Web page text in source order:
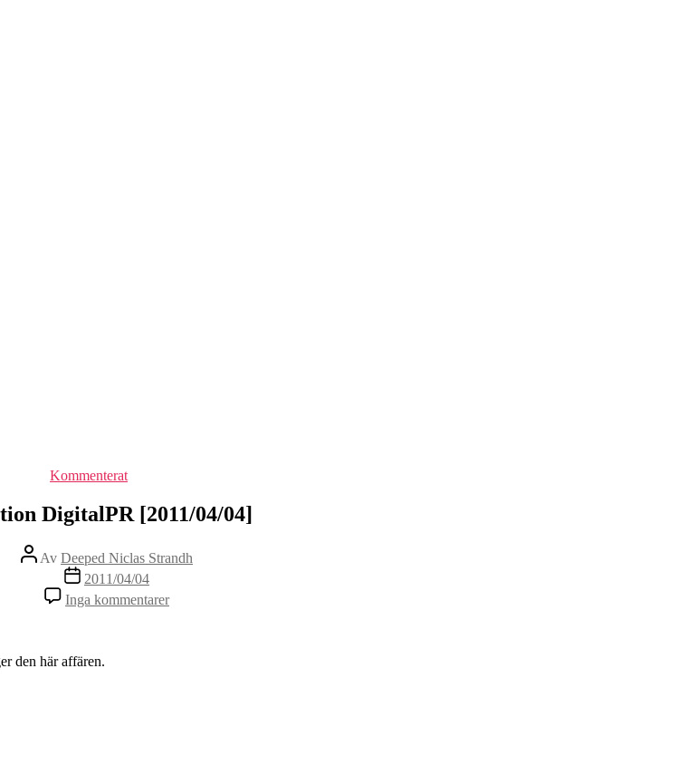
Kategorier
Kommenterat
DigitalPR [2011/04/04]
Inläggsförfattare
Av Deeped Niclas Strandh
Inläggsdatum
2011/04/04
Inga kommentarer
den här affären.